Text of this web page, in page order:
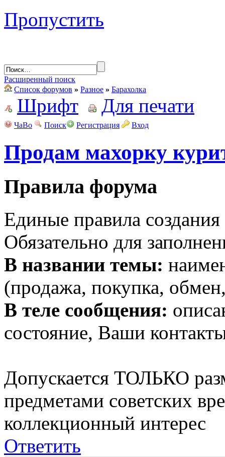
Пропустить
Расширенный поиск
Список форумов » Разное » Барахолка
Шрифт Для печати
ЧаВо Поиск Регистрация Вход
Продам махорку
Правила форума
Единые правила
Обязательно для
В названии темы:
(продажа, покупка,
В теле сообщения:
состояние, Ваши
Допускается ТОЛЬКО
предметами советских
коллекционный интерес
Ответить